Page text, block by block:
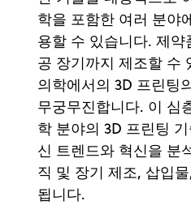
학을 포함한 여러 분야
용할 수 있습니다. 제
공 장기까지 제조할 수
의학에서의 3D 프린팅
무궁무진합니다. 이 심
학 분야의 3D 프린팅
신 트렌드와 혁신을 분
직 및 장기 제조, 삽입
됩니다.